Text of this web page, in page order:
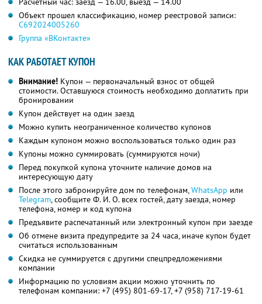
Объект прошел классификацию, номер реестровой записи:
С692024005260
Группа «ВКонтакте»
КАК РАБОТАЕТ КУПОН
Внимание! Купон — первоначальный взнос от общей
стоимости. Оставшуюся стоимость необходимо доплатить при
бронировании
Купон действует на один заезд
Можно купить неограниченное количество купонов
Каждым купоном можно воспользоваться только один раз
Купоны можно суммировать (суммируются ночи)
Перед покупкой купона уточните наличие домов на
интересующую дату
После этого забронируйте дом по телефонам,WhatsApp или
Telegram, сообщите Ф. И. О. всех гостей, дату заезда, номер
телефона, номер и код купона
Предъявите распечатанный или электронный купон при заезде
Об отмене визита предупредите за 24 часа, иначе купон будет
считаться использованным
Скидка не суммируется с другими спецпредложениями
компании
Информацию по условиям акции можно уточнить по
телефонам компании: +7 (495) 801-69-17, +7 (958) 717-19-61